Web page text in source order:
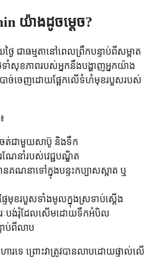
យ៉ាង​ដូចម្តេច?
ងៃ ជា​ធម្មតា​នៅ​ពេល​ព្រឹក​បន្ទាប់​ពី​សម្អាត​
ាំសុខភាពរបស់អ្នកនឹងបង្ហាញអ្នកយ៉ាង
ាច់ចេញដោយផ្អែកលើទំហំមុខរបួសរបស់
ចត់ជាមួយសាប៊ូ និងទឹក
ណែនាំរបស់វេជ្ជបណ្ឌិត
ណនាទៅក្នុងបន្ទះកប្បាសស្អាត ឬ
ទៃមុខរបួសទាំងមូលក្នុងស្រទាប់ស្តើង
ៈបង់រុំដែលសើមដោយទឹកអំបិល
ាប់ពីលាប
ារ​ទេ ព្រោះ​វា​ត្រូវ​បាន​លាប​ដោយ​ផ្ទាល់​លើ​